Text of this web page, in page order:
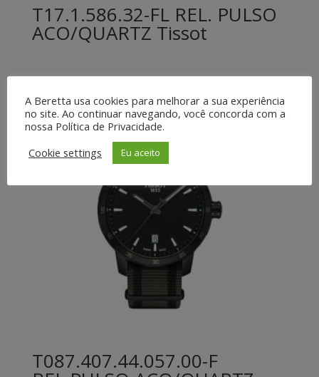
T17.1.586.32-FL REL. PULSO
ACO/QUARTZ Tissot
T087.407.44.057.00-F
A Beretta usa cookies para melhorar a sua experiência
no site. Ao continuar navegando, você concorda com a
nossa Política de Privacidade.
Cookie settings
Eu aceito